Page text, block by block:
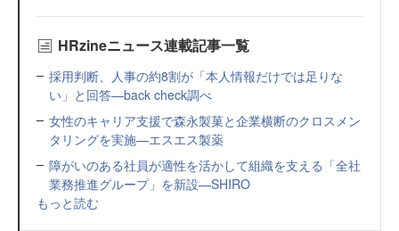
HRzineニュース連載記事一覧
採用判断、人事の約8割が「本人情報だけでは足りな
い」と回答—back check調べ
女性のキャリア支援で森永製菓と企業横断のクロスメン
タリングを実施—エスエス製薬
障がいのある社員が適性を活かして組織を支える「全社
業務推進グループ」を新設—SHIRO
もっと読む